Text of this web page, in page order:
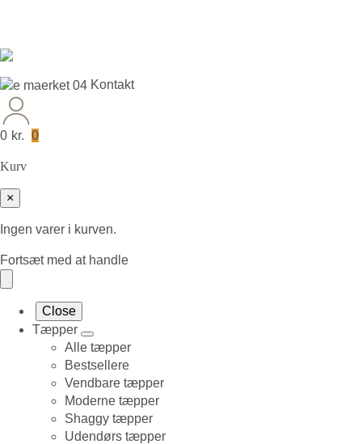
Kontakt
0 kr. 0
Kurv
×
Ingen varer i kurven.
Fortsæt med at handle
Close
Tæpper
Alle tæpper
Bestsellere
Vendbare tæpper
Moderne tæpper
Shaggy tæpper
Udendørs tæpper